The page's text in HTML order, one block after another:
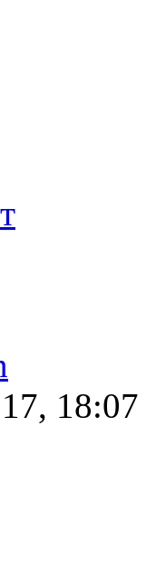
18:07